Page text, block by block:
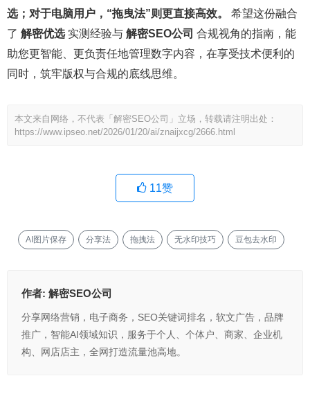
选；对于电脑用户，“拖曳法”则更直接高效。
希望这份融合
了 解密优选实测经验与 解密SEO公司 合规视角的指南，能
助您更智能、更负责任地管理数字内容，在享受技术便利的
同时，筑牢版权与合规的底线思维。
本文来自网络，不代表「解密SEO公司」立场，转载请注明出处：
https://www.ipseo.net/2026/01/20/ai/znaijxcg/2666.html
11赞
AI图片保存 分享法 拖拽法 无水印技巧 豆包去水印
作者: 解密SEO公司
分享网络营销，电子商务，SEO关键词排名，软文广告，品牌
推广，智能AI领域知识，服务于个人、个体户、商家、企业机
构、网店店主，全网打造流量池高地。